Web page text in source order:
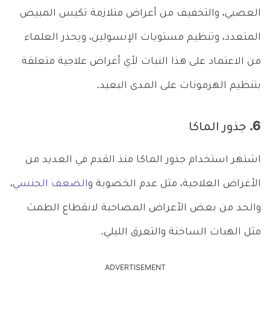
العصبي، والتخفيف من أعراض متلازمة تكيس المبيض
المتعدد، وتنظيم مستويات الإنسولين، ويحذر العلماء
من الاعتماد على هذا النبات لأي أغراض علاجية متعلقة
بتنظيم الهرمونات على المدى البعيد.
6. جذور الماكا
اشتهر استخدام جذور الماكا منذ القدم في العديد من
الأغراض العلاجية، مثل عدم الخصوبة والضعف الجنسي،
والحد من بعض الأعراض المصاحبة لانقطاع الطمث
مثل الهبات الساخنة والتعرق الليلي.
ADVERTISEMENT